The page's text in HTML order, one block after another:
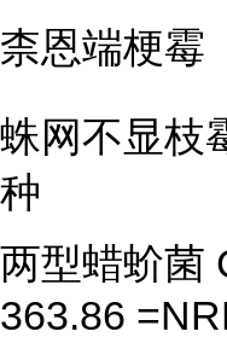
柰恩端梗霉
蛛网不显枝
种
两型蜡蚧菌
363.86